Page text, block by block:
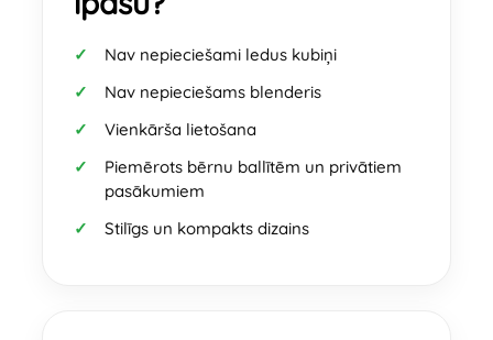
Nav nepieciešami ledus kubiņi
Nav nepieciešams blenderis
Vienkārša lietošana
Piemērots bērnu ballītēm un privātiem
pasākumiem
Stilīgs un kompakts dizains